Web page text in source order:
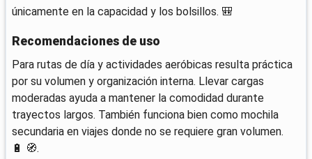
únicamente en la capacidad y los bolsillos. 🎒
Recomendaciones de uso
Para rutas de día y actividades aeróbicas resulta práctica
por su volumen y organización interna. Llevar cargas
moderadas ayuda a mantener la comodidad durante
trayectos largos. También funciona bien como mochila
secundaria en viajes donde no se requiere gran volumen.
🔋 🧭.